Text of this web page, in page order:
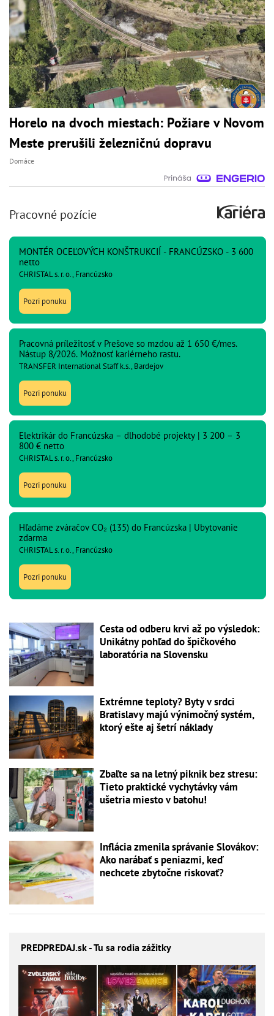
Horelo na dvoch miestach: Požiare v Novom
Meste prerušili železničnú dopravu
Domáce
Pracovné pozície
MONTÉR OCEĽOVÝCH KONŠTRUKCIÍ - FRANCÚZSKO - 3 600
netto
CHRISTAL s. r. o., Francúzsko
Pozri ponuku
Pracovná príležitosť v Prešove so mzdou až 1 650 €/mes.
Nástup 8/2026. Možnosť kariérneho rastu.
TRANSFER International Staff k.s., Bardejov
Pozri ponuku
Elektrikár do Francúzska – dlhodobé projekty | 3 200 – 3
800 € netto
CHRISTAL s. r. o., Francúzsko
Pozri ponuku
Hľadáme zváračov CO₂ (135) do Francúzska | Ubytovanie
zdarma
CHRISTAL s. r. o., Francúzsko
Pozri ponuku
Cesta od odberu krvi až po výsledok:
Unikátny pohľad do špičkového
laboratória na Slovensku
Extrémne teploty? Byty v srdci
Bratislavy majú výnimočný systém,
ktorý ešte aj šetrí náklady
Zbaľte sa na letný piknik bez stresu:
Tieto praktické vychytávky vám
ušetria miesto v batohu!
Inflácia zmenila správanie Slovákov:
Ako narábať s peniazmi, keď
nechcete zbytočne riskovať?
PREDPREDAJ.sk - Tu sa rodia zážitky